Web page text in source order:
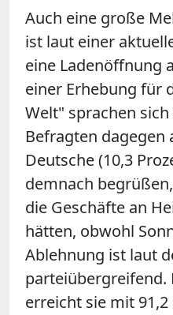
Auch eine große
ist laut einer
eine Ladenöffnung
einer Erhebung für
Welt" sprachen
Befragten dagegen
Deutsche (10,3
demnach
die Geschäfte an
hätten, obwohl
Ablehnung ist laut
parteiübergreifend.
erreicht sie mit